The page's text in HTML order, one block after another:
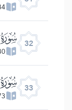
34
32
30
33
73